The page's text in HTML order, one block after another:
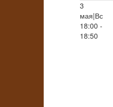
3
мая|Вс
18:00 -
18:50